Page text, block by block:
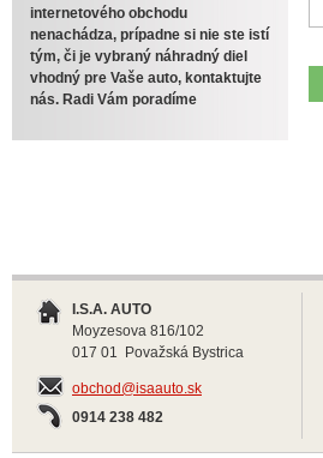
internetového obchodu
nenachádza, prípadne si nie ste istí
tým, či je vybraný náhradný diel
vhodný pre Vaše auto, kontaktujte
nás. Radi Vám poradíme
I.S.A. AUTO
Moyzesova 816/102
017 01 Považská Bystrica
obchod@isaauto.sk
0914 238 482